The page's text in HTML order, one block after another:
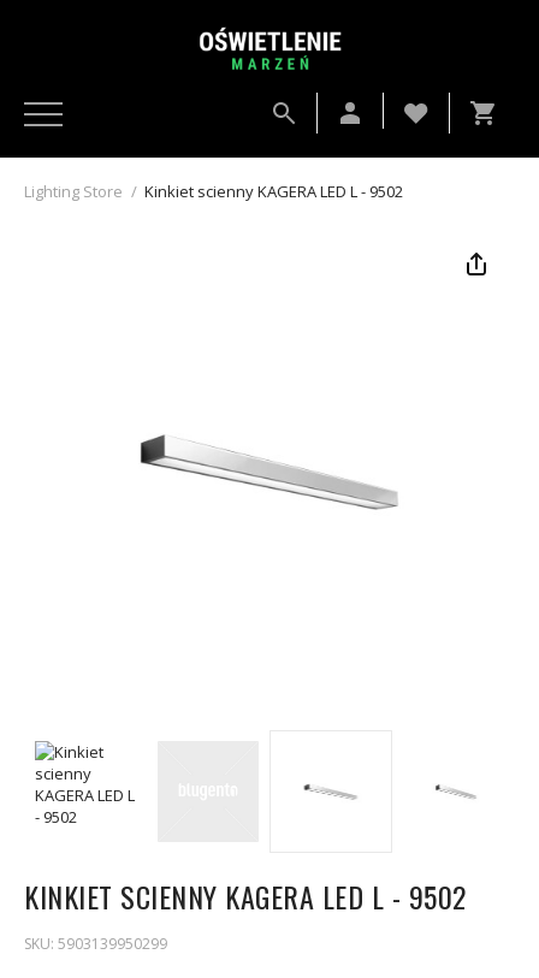
Lighting Store / Kinkiet scienny KAGERA LED L - 9502
KINKIET SCIENNY KAGERA LED L - 9502
SKU: 5903139950299